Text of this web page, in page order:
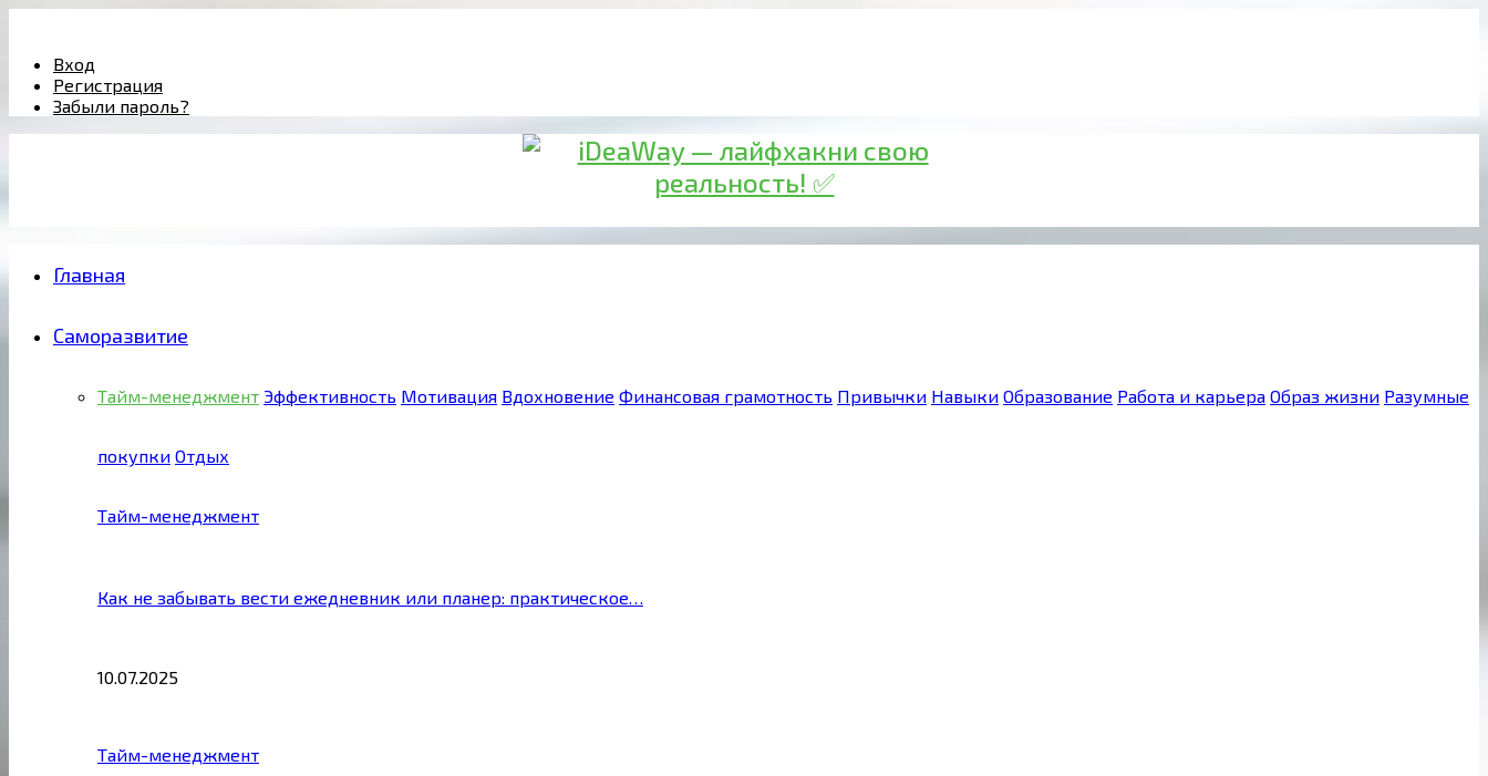
Вход
Регистрация
Забыли пароль?
Главная
Саморазвитие
Тайм-менеджмент Эффективность Мотивация Вдохновение Финансовая грамотность Привычки Навыки Образование Работа и карьера Образ жизни Разумные
покупки Отдых
Тайм-менеджмент
Как не забывать вести ежедневник или планер: практическое…
10.07.2025
Тайм-менеджмент